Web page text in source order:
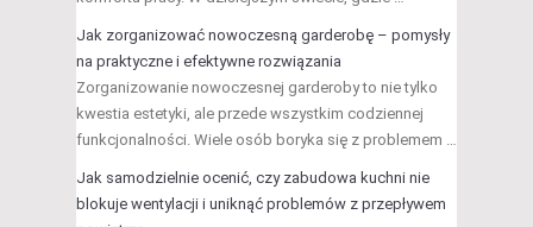
Jak zorganizować nowoczesną garderobę – pomysły
na praktyczne i efektywne rozwiązania
Zorganizowanie nowoczesnej garderoby to nie tylko
kwestia estetyki, ale przede wszystkim codziennej
funkcjonalności. Wiele osób boryka się z problemem …
Jak samodzielnie ocenić, czy zabudowa kuchni nie
blokuje wentylacji i uniknąć problemów z przepływem